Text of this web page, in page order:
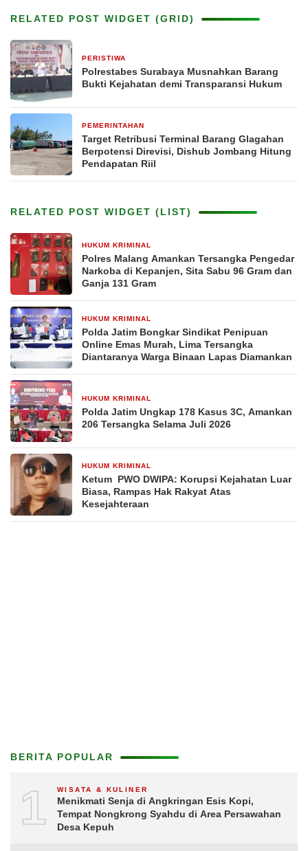
RELATED POST WIDGET (GRID)
PERISTIWA
Polrestabes Surabaya Musnahkan Barang
Bukti Kejahatan demi Transparansi Hukum
PEMERINTAHAN
Target Retribusi Terminal Barang Glagahan
Berpotensi Direvisi, Dishub Jombang Hitung
Pendapatan Riil
RELATED POST WIDGET (LIST)
HUKUM KRIMINAL
Polres Malang Amankan Tersangka Pengedar
Narkoba di Kepanjen, Sita Sabu 96 Gram dan
Ganja 131 Gram
HUKUM KRIMINAL
Polda Jatim Bongkar Sindikat Penipuan
Online Emas Murah, Lima Tersangka
Diantaranya Warga Binaan Lapas Diamankan
HUKUM KRIMINAL
Polda Jatim Ungkap 178 Kasus 3C, Amankan
206 Tersangka Selama Juli 2026
HUKUM KRIMINAL
Ketum PWO DWIPA: Korupsi Kejahatan Luar
Biasa, Rampas Hak Rakyat Atas
Kesejahteraan
BERITA POPULAR
1 WISATA & KULINER
Menikmati Senja di Angkringan Esis Kopi,
Tempat Nongkrong Syahdu di Area Persawahan
Desa Kepuh